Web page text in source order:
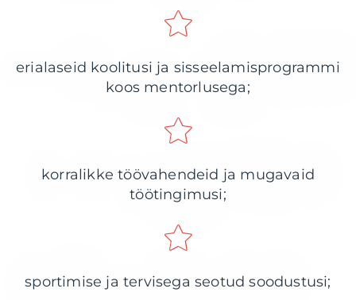
erialaseid koolitusi ja sisseelamisprogrammi
koos mentorlusega;
korralikke töövahendeid ja mugavaid
töötingimusi;
sportimise ja tervisega seotud soodustusi;